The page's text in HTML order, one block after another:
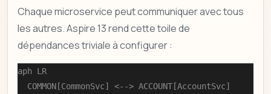
Chaque microservice peut communiquer avec tous
les autres. Aspire 13 rend cette toile de
dépendances triviale à configurer :
graph LR
    COMMON[CommonSvc] <--> ACCOUNT[AccountSvc]